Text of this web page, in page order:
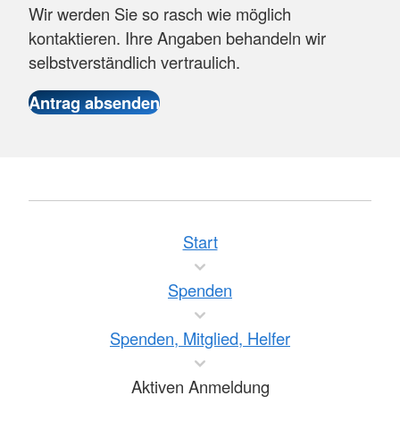
Wir werden Sie so rasch wie möglich
kontaktieren. Ihre Angaben behandeln wir
selbstverständlich vertraulich.
Start
Spenden
Spenden, Mitglied, Helfer
Aktiven Anmeldung